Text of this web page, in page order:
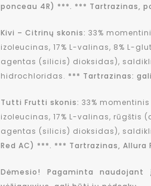
ponceau 4R) ***. *** Tartrazinas,
Kivi – Citrinų skonis: 33%
izoleucinas, 17% L-valinas, 8% L-
agentas (silicis) dioksidas),
hidrochloridas. *** Tartrazinas:
Tutti Frutti skonis: 33%
izoleucinas, 17% L-valinas,
agentas (silicis) dioksidas),
Red AC) ***. *** Tartrazinas,
Dėmesio! Pagaminta